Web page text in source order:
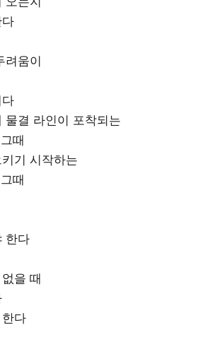
려움이
물결 라인이 포착되는
때
기 시작하는
때
한다
을 때
다